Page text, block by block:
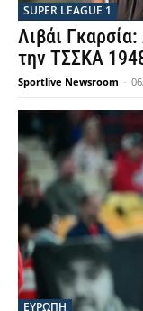
SUPER LEAGUE 1
Λιβάι
την ΤΣΣΚΑ
Sportlive Newsroom -
ΕΥΡΩΠΗ